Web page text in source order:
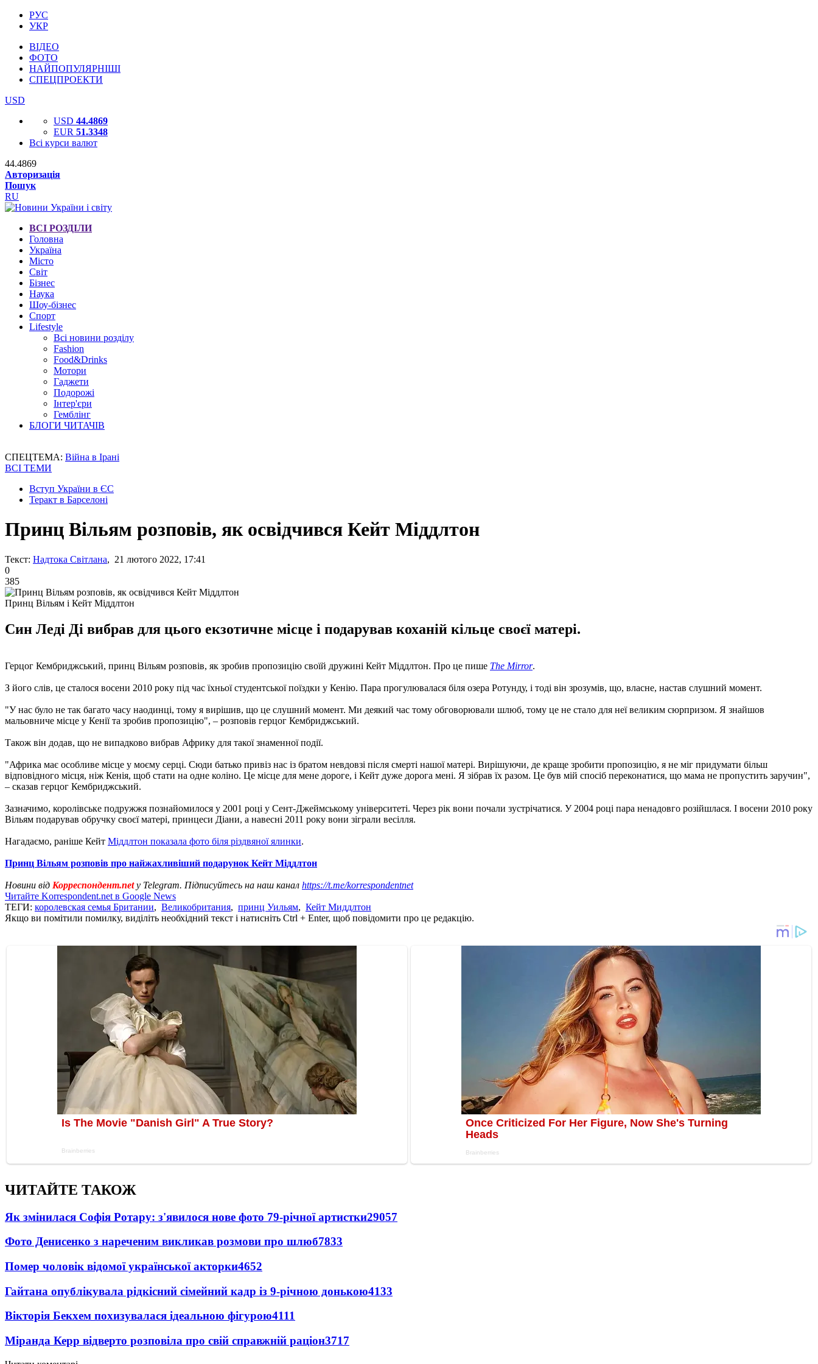
РУС
УКР
ВІДЕО
ФОТО
НАЙПОПУЛЯРНІШІ
СПЕЦПРОЕКТИ
USD
USD 44.4869
EUR 51.3348
Всі курси валют
44.4869
Авторизація
Пошук
RU
ВСІ РОЗДІЛИ
Головна
Україна
Місто
Світ
Бізнес
Наука
Шоу-бізнес
Спорт
Lifestyle
Всі новини розділу
Fashion
Food&Drinks
Мотори
Гаджети
Подорожі
Інтер'єри
Гемблінг
БЛОГИ ЧИТАЧІВ
СПЕЦТЕМА: Війна в Ірані
ВСІ ТЕМИ
Вступ України в ЄС
Теракт в Барселоні
Принц Вільям розповів, як освідчився Кейт Міддлтон
Текст: Надтока Світлана, 21 лютого 2022, 17:41
0
385
Принц Вільям і Кейт Міддлтон
Син Леді Ді вибрав для цього екзотичне місце і подарував коханій кільце своєї матері.
Герцог Кембриджський, принц Вільям розповів, як зробив пропозицію своїй дружині Кейт Міддлтон. Про це пише The Mirror.
З його слів, це сталося восени 2010 року під час їхньої студентської поїздки у Кенію. Пара прогулювалася біля озера Ротунду, і тоді він зрозумів, що, власне, настав слушний момент.
"У нас було не так багато часу наодинці, тому я вирішив, що це слушний момент. Ми деякий час тому обговорювали шлюб, тому це не стало для неї великим сюрпризом. Я знайшов
мальовниче місце у Кенії та зробив пропозицію", – розповів герцог Кембриджський.
Також він додав, що не випадково вибрав Африку для такої знаменної події.
"Африка має особливе місце у моєму серці. Сюди батько привіз нас із братом невдовзі після смерті нашої матері. Вирішуючи, де краще зробити пропозицію, я не міг придумати більш
відповідного місця, ніж Кенія, щоб стати на одне коліно. Це місце для мене дороге, і Кейт дуже дорога мені. Я зібрав їх разом. Це був мій спосіб переконатися, що мама не пропустить заручин",
– сказав герцог Кембриджський.
Зазначимо, королівське подружжя познайомилося у 2001 році у Сент-Джеймському університеті. Через рік вони почали зустрічатися. У 2004 році пара ненадовго розійшлася. І восени 2010 року
Вільям подарував обручку своєї матері, принцеси Діани, а навесні 2011 року вони зіграли весілля.
Нагадаємо, раніше Кейт Міддлтон показала фото біля різдвяної ялинки.
Принц Вільям розповів про найжахливіший подарунок Кейт Міддлтон
Новини від Корреспондент.netу Telegram. Підписуйтесь на наш канал https://t.me/korrespondentnet
Читайте Korrespondent.net в Google News
ТЕГИ: королевская семья Британии, Великобритания, принц Уильям, Кейт Миддлтон
Якщо ви помітили помилку, виділіть необхідний текст і натисніть Ctrl + Enter, щоб повідомити про це редакцію.
ЧИТАЙТЕ ТАКОЖ
Як змінилася Софія Ротару: з'явилося нове фото 79-річної артистки29057
Фото Денисенко з нареченим викликав розмови про шлюб7833
Помер чоловік відомої української акторки4652
Гайтана опублікувала рідкісний сімейний кадр із 9-річною донькою4133
Вікторія Бекхем похизувалася ідеальною фігурою4111
Міранда Керр відверто розповіла про свій справжній раціон3717